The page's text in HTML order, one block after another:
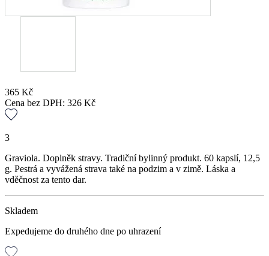
365 Kč
Cena bez DPH: 326 Kč
3
Graviola. Doplněk stravy. Tradiční bylinný produkt. 60 kapslí, 12,5
g. Pestrá a vyvážená strava také na podzim a v zimě. Láska a
vděčnost za tento dar.
Skladem
Expedujeme do druhého dne po uhrazení